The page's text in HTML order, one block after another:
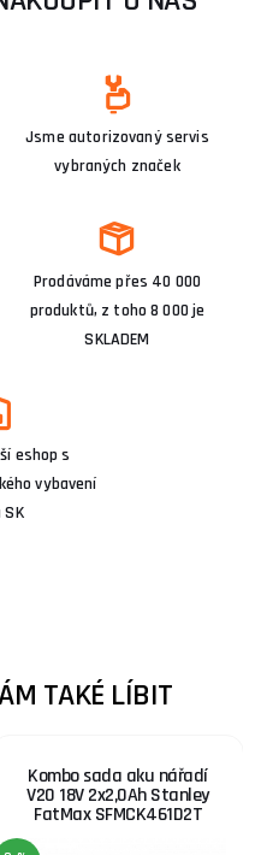
Jsme autorizovaný servis
vybraných značek
Prodáváme přes 40 000
produktů, z toho 8 000 je
SKLADEM
eshop s
vybavení
SK
TAKÉ LÍBIT
Kombo sada aku nářadí
V20 18V 2x2,0Ah Stanley
FatMax SFMCK461D2T